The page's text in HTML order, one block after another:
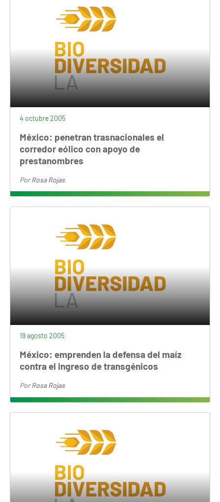
4 octubre 2005
México: penetran trasnacionales el
corredor eólico con apoyo de
prestanombres
PorRosa Rojas
19 agosto 2005
México: emprenden la defensa del maíz
contra el ingreso de transgénicos
PorRosa Rojas